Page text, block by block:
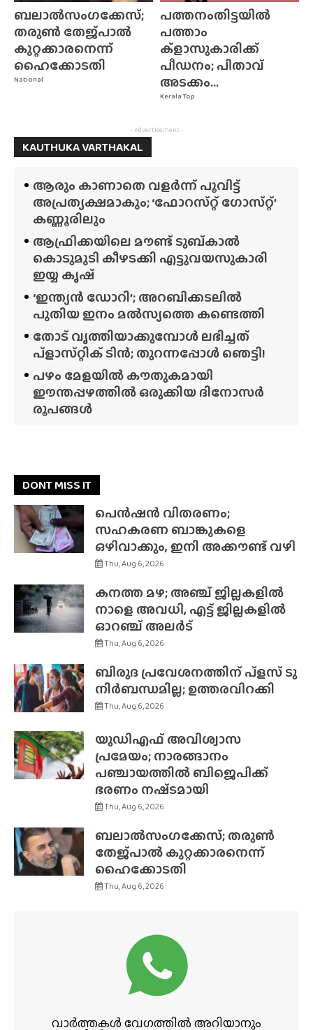
National
ബലാൽസംഗക്കേസ്;
തരുൺ തേജ്‌പാൽ
കുറ്റക്കാരനെന്ന്
ഹൈക്കോടതി
Kerala Top
പത്തനംതിട്ടയിൽ
പത്താം
ക്ളാസുകാരിക്ക്
പീഡനം; പിതാവ്
അടക്കം...
- Advertisement -
KAUTHUKA VARTHAKAL
ആരും കാണാതെ വളർന്ന് പൂവിട്ട്
അപ്രത്യക്ഷമാകും; ‘ഫോറസ്‌റ്റ്‌ ഗോസ്‌റ്റ്’
കണ്ണൂരിലും
ആഫ്രിക്കയിലെ മൗണ്ട് ടുബ്‌കാൽ
കൊടുമുടി കീഴടക്കി എട്ടുവയസുകാരി
ഇയ്യ കൃഷ്
‘ഇന്ത്യൻ ഡോറി’; അറബിക്കടലിൽ
പുതിയ ഇനം മൽസ്യത്തെ കണ്ടെത്തി
തോട് വൃത്തിയാക്കുമ്പോൾ ലഭിച്ചത്
പ്‌ളാസ്‌റ്റിക് ടിൻ; തുറന്നപ്പോൾ ഞെട്ടി!
പഴം മേളയിൽ കൗതുകമായി
ഈന്തപ്പഴത്തിൽ ഒരുക്കിയ ദിനോസർ
രൂപങ്ങൾ
DONT MISS IT
പെൻഷൻ വിതരണം;
സഹകരണ ബാങ്കുകളെ
ഒഴിവാക്കും, ഇനി അക്കൗണ്ട് വഴി
Thu, Aug 6, 2026
കനത്ത മഴ; അഞ്ച് ജില്ലകളിൽ
നാളെ അവധി, എട്ട് ജില്ലകളിൽ
ഓറഞ്ച് അലർട്
Thu, Aug 6, 2026
ബിരുദ പ്രവേശനത്തിന് പ്ളസ് ടു
നിർബന്ധമില്ല; ഉത്തരവിറക്കി
Thu, Aug 6, 2026
യുഡിഎഫ് അവിശ്വാസ
പ്രമേയം; നാരങ്ങാനം
പഞ്ചായത്തിൽ ബിജെപിക്ക്
ഭരണം നഷ്‌ടമായി
Thu, Aug 6, 2026
ബലാൽസംഗക്കേസ്; തരുൺ
തേജ്‌പാൽ കുറ്റക്കാരനെന്ന്
ഹൈക്കോടതി
Thu, Aug 6, 2026
വാർത്തകൾ വേഗത്തിൽ അറിയാനും